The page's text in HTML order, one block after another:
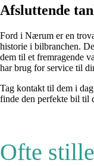
Afsluttende
Ford i Nærum er en
historie i bilbranchen.
dem til et fremragende
har brug for service til
Tag kontakt til dem i
finde den perfekte bil til
Ofte